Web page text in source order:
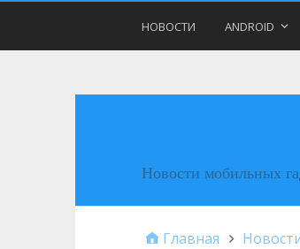
НОВОСТИ ANDROID
Новости мобильных
Главная